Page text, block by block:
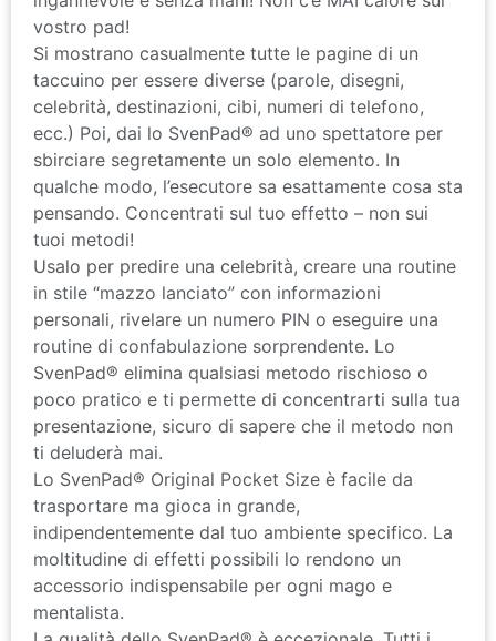
vostro pad!
Si mostrano casualmente tutte le pagine di un
taccuino per essere diverse (parole, disegni,
celebrità, destinazioni, cibi, numeri di telefono,
ecc.) Poi, dai lo SvenPad® ad uno spettatore per
sbirciare segretamente un solo elemento. In
qualche modo, l’esecutore sa esattamente cosa sta
pensando. Concentrati sul tuo effetto – non sui
tuoi metodi!
Usalo per predire una celebrità, creare una routine
in stile “mazzo lanciato” con informazioni
personali, rivelare un numero PIN o eseguire una
routine di confabulazione sorprendente. Lo
SvenPad® elimina qualsiasi metodo rischioso o
poco pratico e ti permette di concentrarti sulla tua
presentazione, sicuro di sapere che il metodo non
ti deluderà mai.
Lo SvenPad® Original Pocket Size è facile da
trasportare ma gioca in grande,
indipendentemente dal tuo ambiente specifico. La
moltitudine di effetti possibili lo rendono un
accessorio indispensabile per ogni mago e
mentalista.
La qualità dello SvenPad® è eccezionale. Tutti i